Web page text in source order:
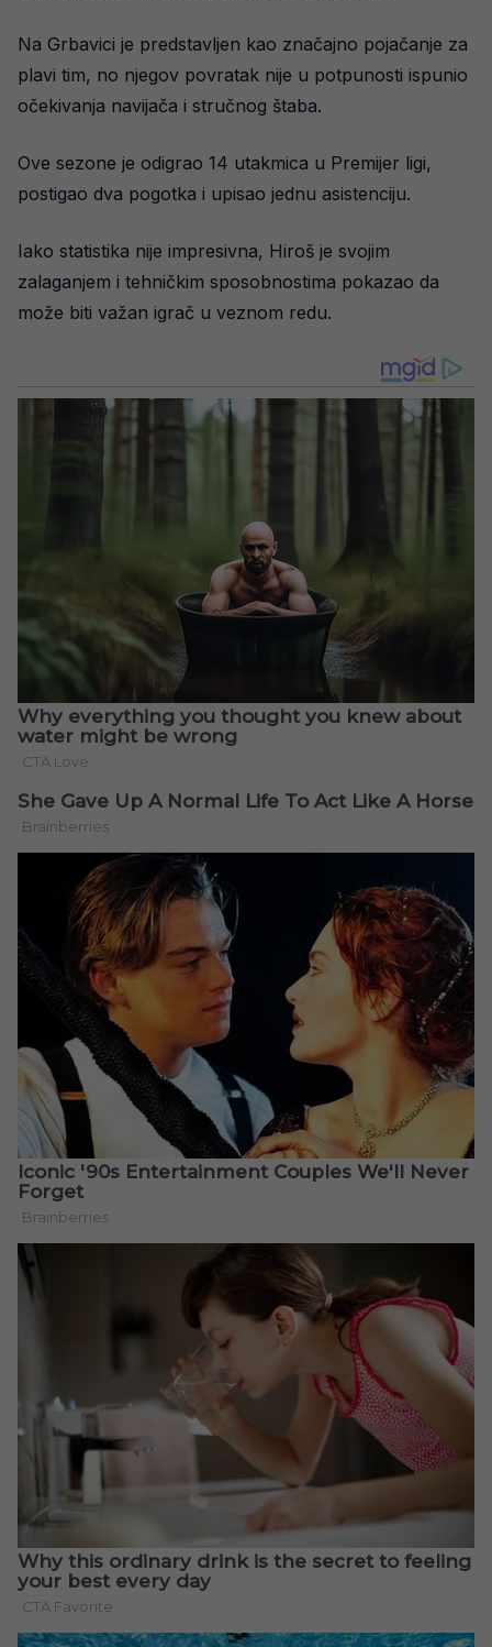
Na Grbavici je predstavljen kao značajno pojačanje za
plavi tim, no njegov povratak nije u potpunosti ispunio
očekivanja navijača i stručnog štaba.
Ove sezone je odigrao 14 utakmica u Premijer ligi,
postigao dva pogotka i upisao jednu asistenciju.
Iako statistika nije impresivna, Hiroš je svojim
zalaganjem i tehničkim sposobnostima pokazao da
može biti važan igrač u veznom redu.